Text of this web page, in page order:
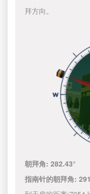
拜方向。
朝拜角:282.43°
指南针的朝拜角: